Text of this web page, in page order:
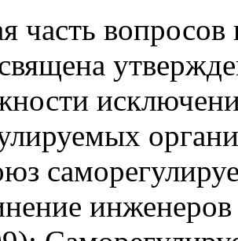
часть вопросов